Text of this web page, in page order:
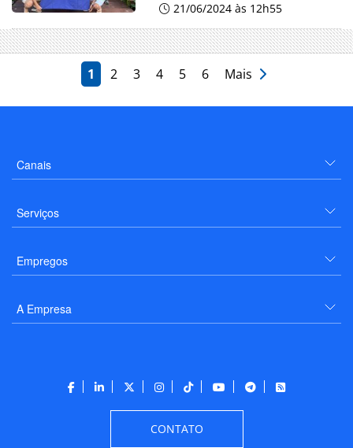
21/06/2024 às 12h55
1 2 3 4 5 6 Mais
Canais
Serviços
Empregos
A Empresa
CONTATO